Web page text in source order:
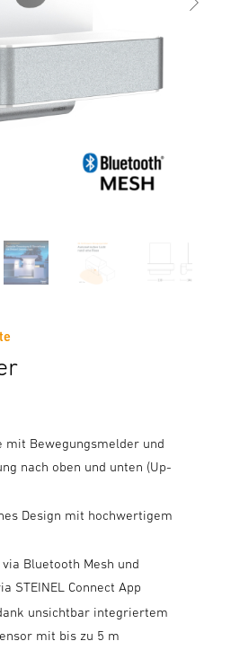
mit Bewegungsmelder und
nach oben und unten (Up-
Design mit hochwertigem
Bluetooth Mesh und
STEINEL Connect App
unsichtbar integriertem
mit bis zu 5 m